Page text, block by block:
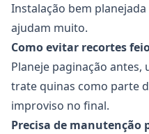
Instalação bem
ajudam muito.
Como evitar recortes
Planeje paginação antes,
trate quinas como parte
improviso no final.
Precisa de manutenção